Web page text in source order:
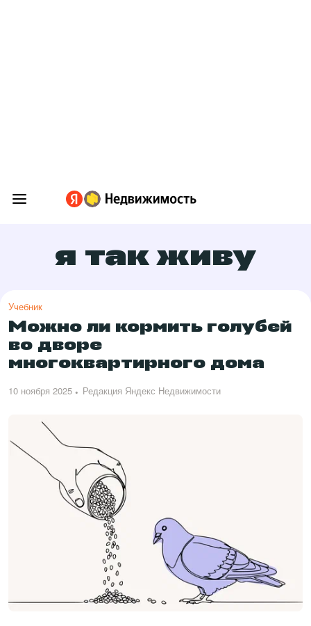
я так живу
Учебник
Можно ли кормить голубей
во дворе
многоквартирного дома
10 ноября 2025 Редакция Яндекс Недвижимости